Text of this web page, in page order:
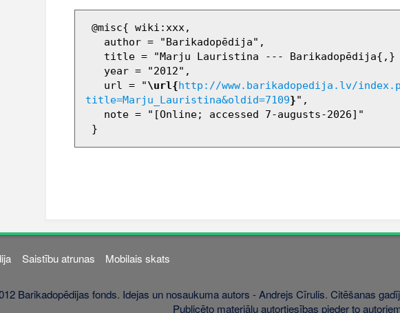
   url = "
\url{http://www.barikadopedija.lv/
title=Marju_Lauristina&oldid=7109}",
Saistību atrunas Mobilais skats
Barikadopēdijas fonds. Idejas un nosaukuma autors - Andrejs Cīrulis. Citēšanas
Publicēto materiālu autortiesības pieder to